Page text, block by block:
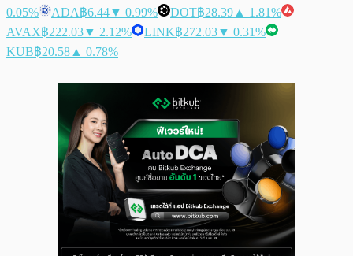
0.05%
ADA฿6.44▼ 0.99% DOT฿28.39 ▲ 1.81%
AVAX฿222.03▼ 2.12% LINK฿272.03▼ 0.31%
KUB฿20.58 ▲ 0.78%